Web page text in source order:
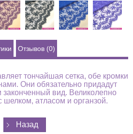
Отзывов (0)
тончайшая сетка, обе кромки
Они обязательно придадут
законченный вид. Великолепно
шелком, атласом и органзой.